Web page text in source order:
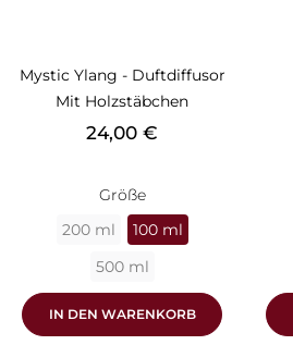
Mystic Ylang - Duftdiffusor
Mit Holzstäbchen
Preis
24,00 €
Größe
200 ml
100 ml
500 ml
IN DEN WARENKORB